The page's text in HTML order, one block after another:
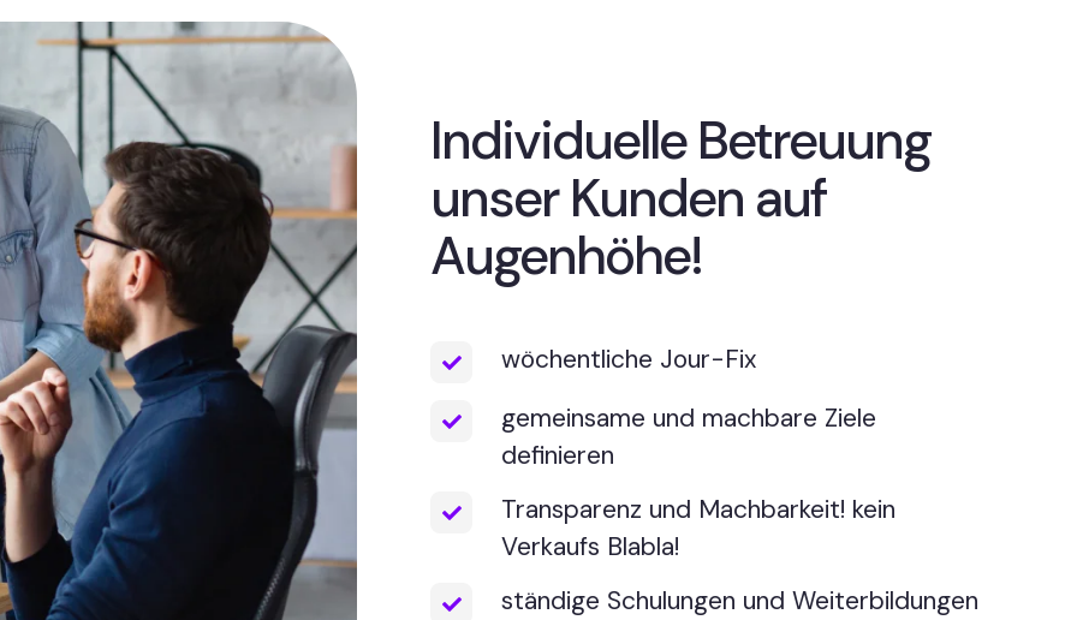
Individuelle Betreuung
unser Kunden auf
Augenhöhe!
wöchentliche Jour-Fix
gemeinsame und machbare Ziele
definieren
Transparenz und Machbarkeit! kein
Verkaufs Blabla!
ständige Schulungen und Weiterbildungen